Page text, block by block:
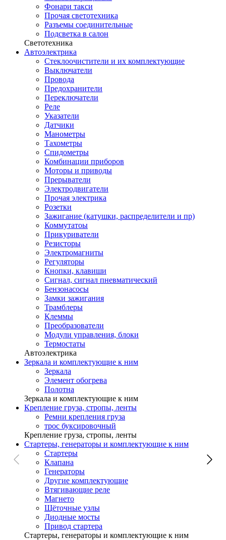
Фонари такси
Прочая светотехника
Разъемы соединительные
Подсветка в салон
Светотехника
Автоэлектрика
Стеклоочистители и их комплектующие
Выключатели
Провода
Предохранители
Переключатели
Реле
Указатели
Датчики
Манометры
Тахометры
Спидометры
Комбинации приборов
Моторы и приводы
Прерыватели
Электродвигатели
Прочая электрика
Розетки
Зажигание (катушки, распределители и пр)
Коммутатоы
Прикуриватели
Резисторы
Электромагниты
Регуляторы
Кнопки, клавиши
Сигнал, сигнал пневматический
Бензонасосы
Замки зажигания
Трамблеры
Клеммы
Преобразователи
Модули управления, блоки
Термостаты
Автоэлектрика
Зеркала и комплектующие к ним
Зеркала
Элемент обогрева
Полотна
Зеркала и комплектующие к ним
Крепление груза, стропы, ленты
Ремни крепления груза
трос буксировочный
Крепление груза, стропы, ленты
Стартеры, генераторы и комплектующие к ним
Стартеры
Клапана
Генераторы
Другие комплектующие
Втягивающие реле
Магнето
Щёточные узлы
Диодные мосты
Привод стартера
Стартеры, генераторы и комплектующие к ним